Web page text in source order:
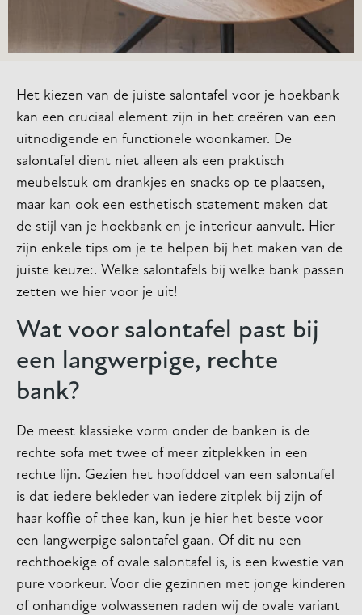
Het kiezen van de juiste salontafel voor je hoekbank
kan een cruciaal element zijn in het creëren van een
uitnodigende en functionele woonkamer. De
salontafel dient niet alleen als een praktisch
meubelstuk om drankjes en snacks op te plaatsen,
maar kan ook een esthetisch statement maken dat
de stijl van je hoekbank en je interieur aanvult. Hier
zijn enkele tips om je te helpen bij het maken van de
juiste keuze:. Welke salontafels bij welke bank passen
zetten we hier voor je uit!
Wat voor salontafel past bij
een langwerpige, rechte
bank?
De meest klassieke vorm onder de banken is de
rechte sofa met twee of meer zitplekken in een
rechte lijn. Gezien het hoofddoel van een salontafel
is dat iedere bekleder van iedere zitplek bij zijn of
haar koffie of thee kan, kun je hier het beste voor
een langwerpige salontafel gaan. Of dit nu een
rechthoekige of ovale salontafel is, is een kwestie van
pure voorkeur. Voor die gezinnen met jonge kinderen
of onhandige volwassenen raden wij de ovale variant